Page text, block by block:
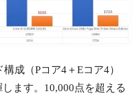
成（Pコア4＋Eコア4）
ます。10,000点を超える